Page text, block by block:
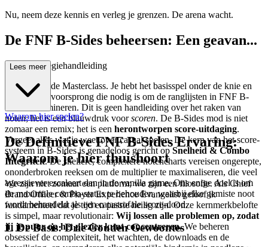
Nu, neem deze kennis en verleg je grenzen. De arena wacht.
De FNF B-Sides beheersen: Een geavan...
ceerde strategiehandleiding
Welkom bij de Masterclass. Je hebt het basisspel onder de knie en
zoekt nu de voorsprong die nodig is om de ranglijsten in FNF B-
Sides te domineren. Dit is geen handleiding over het raken van
noten; het is een blauwdruk voorscoren. De B-Sides mod is niet
zomaar een remix; het is een herontworpen score-uitdaging.
Vergeet alles wat je weet over casual spelen. De kern van het score-
systeem in B-Sides is genadeloos gericht op Snelheid & Combo
Integriteit. De snellere, complexere notencharts vereisen ongerepte,
ononderbroken reeksen om de multiplier te maximaliseren, die veel
agressiever escaleert dan in de vanilla game. Ons enige doel is om
de maximale combo-status te behouden, waarbij elke gemiste noot
wordt behandeld als een catastrofale score-dood.
1. De Basis: Drie Gouden Gewoontes
Lees meer
Waarom hier spelen?
De Definitieve FNF B-Sides Ervaring:
Waarom je hier thuishoort
We zijn niet zomaar een platform; we zijn een filosofie. Als Chief
Brand Officer & Player Experience Evangelist geloof ik
fundamenteel dat je tijd en passie heilig zijn. Onze kernmerkbelofte
is simpel, maar revolutionair: Wij lossen alle problemen op, zodat
jij je puur op het plezier kunt concentreren.We beheren
obsessief de complexiteit, het wachten, de downloads en de